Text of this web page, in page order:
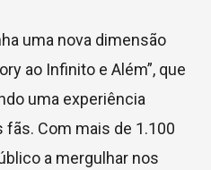
uma nova dimensão
ao Infinito e Além”, que
uma experiência
fãs. Com mais de 1.100
a mergulhar nos